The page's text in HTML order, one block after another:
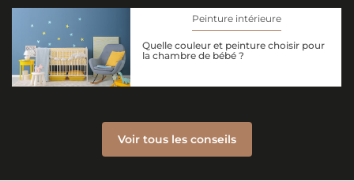
Peinture intérieure
Quelle couleur et peinture choisir pour
la chambre de bébé ?
Voir tous les conseils